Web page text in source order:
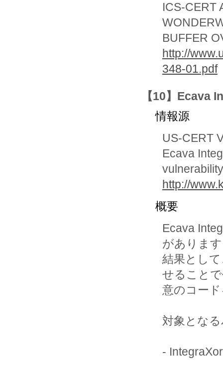
ICS-CERT
BUFFER
http://
348-01.pdf
【10】Ecava
情報源
US-CERT
Ecava
vulnerability
http://
概要
Ecava
がありま
結果とし
せること
意のコー
対象とな
-